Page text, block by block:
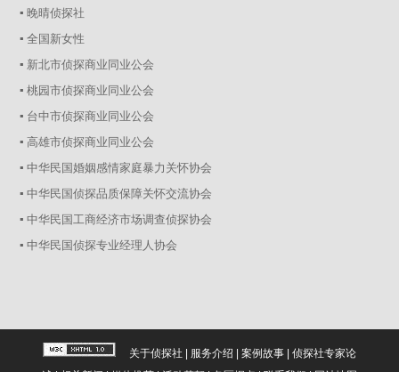
▪ 晚晴侦探社
▪ 全国新女性
▪ 新北市侦探商业同业公会
▪ 桃园市侦探商业同业公会
▪ 台中市侦探商业同业公会
▪ 高雄市侦探商业同业公会
▪ 中华民国婚姻感情家庭暴力关怀协会
▪ 中华民国侦探品质保障关怀交流协会
▪ 中华民国工商经济市场调查侦探协会
▪ 中华民国侦探专业经理人协会
关于侦探社 服务介绍 案例故事| 侦探社专家论